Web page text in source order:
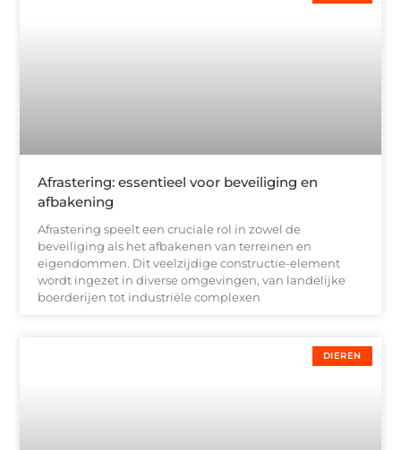
Afrastering: essentieel voor beveiliging en
afbakening
Afrastering speelt een cruciale rol in zowel de
beveiliging als het afbakenen van terreinen en
eigendommen. Dit veelzijdige constructie-element
wordt ingezet in diverse omgevingen, van landelijke
boerderijen tot industriële complexen
DIEREN